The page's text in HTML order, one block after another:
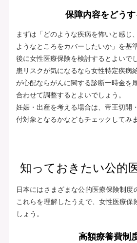
保障内容をどう
まずは「どのような疾病を怖いと感じ
ようなところをカバーしたいか」を基
後に女性医療保険を検討するとよいで
患リスクが気になるなら女性特定疾病
が心配ならがんに関する診断一時金を
合わせて調整するとよいでしょう。
妊娠・出産を考える場合は、帝王切開
付対象となるかなどもチェックしてみ
知っておきたい公的
日本にはさまざまな公的医療保険制度
これらを理解したうえで、女性医療保
しょう。
高額療養費制